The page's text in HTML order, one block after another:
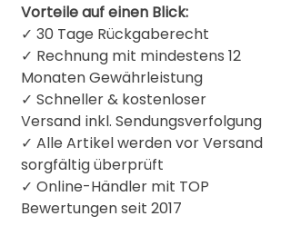
Vorteile auf einen Blick:
✓ 30 Tage Rückgaberecht
✓ Rechnung mit mindestens 12
Monaten Gewährleistung
✓ Schneller & kostenloser
Versand inkl. Sendungsverfolgung
✓ Alle Artikel werden vor Versand
sorgfältig überprüft
✓ Online-Händler mit TOP
Bewertungen seit 2017